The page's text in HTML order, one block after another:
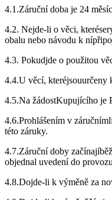
4.1.Záruční doba je 24
4.2. Nejde-li o věci,
obalu nebo návodu k
4.3. Pokudjde o použitou
4.4.U věcí, kteréjsouurčeny
4.5.Na žádostKupujícího je
4.6.Prohlášením v
této záruky.
4.7.Záruční doby
objednal uvedení do
4.8.Dojde-li k výměně za